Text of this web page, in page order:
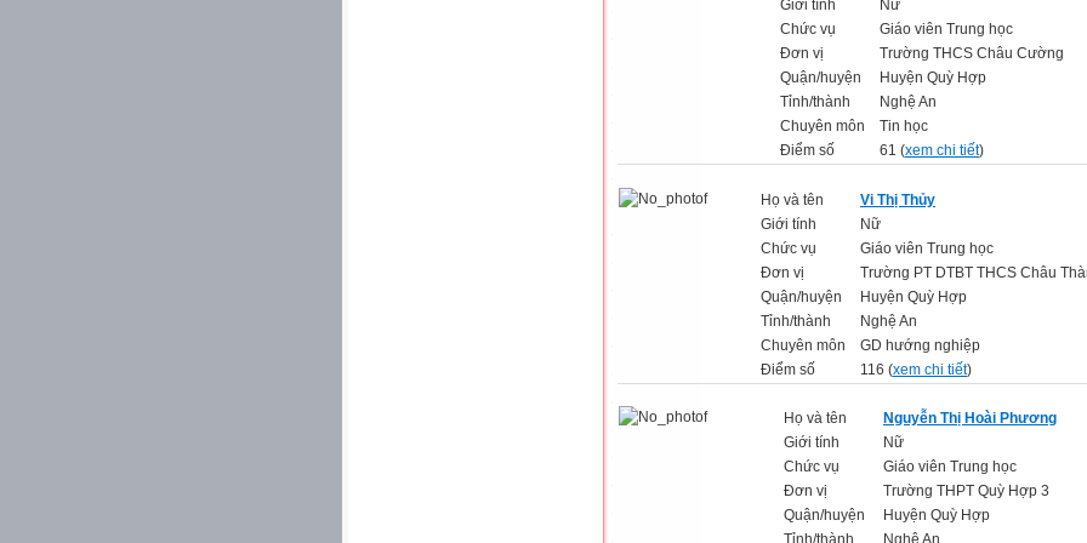
Giới tính
Nữ
Chức vụ
Giáo viên Trung học
Đơn vị
Trường THCS Châu Cường
Quận/huyện
Huyện Quỳ Hợp
Tỉnh/thành
Nghệ An
Chuyên môn
Tin học
Điểm số
61 (xem chi tiết)
Họ và tên
Vi Thị Thủy
Giới tính
Nữ
Chức vụ
Giáo viên Trung học
Đơn vị
Trường PT DTBT THCS Châu
Quận/huyện
Huyện Quỳ Hợp
Tỉnh/thành
Nghệ An
Chuyên môn
GD hướng nghiệp
Điểm số
116 (xem chi tiết)
Họ và tên
Nguyễn Thị Hoài Phương
Giới tính
Nữ
Chức vụ
Giáo viên Trung học
Đơn vị
Trường THPT Quỳ Hợp 3
Quận/huyện
Huyện Quỳ Hợp